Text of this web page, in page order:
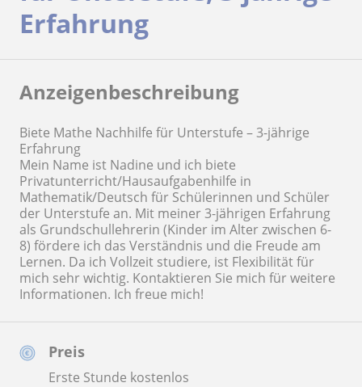
Preis
Erste Stunde kostenlos
Erfahrung
Anzeigenbeschreibung
Biete Mathe Nachhilfe für Unterstufe – 3-jährige
Erfahrung
Mein Name ist Nadine und ich biete
Privatunterricht/Hausaufgabenhilfe in
Mathematik/Deutsch für Schülerinnen und Schüler
der Unterstufe an. Mit meiner 3-jährigen Erfahrung
als Grundschullehrerin (Kinder im Alter zwischen 6-
8) fördere ich das Verständnis und die Freude am
Lernen. Da ich Vollzeit studiere, ist Flexibilität für
mich sehr wichtig. Kontaktieren Sie mich für weitere
Informationen. Ich freue mich!